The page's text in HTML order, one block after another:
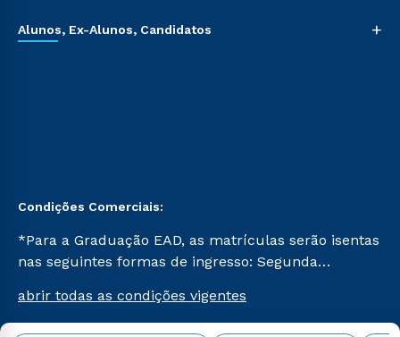
Alunos, Ex-Alunos, Candidatos +
Condições Comerciais:
*Para a Graduação EAD, as matrículas serão isentas
nas seguintes formas de ingresso: Segunda
Já para as demais, a taxa de matrícula será de R$
49. *Para a Pós-graduação EAD, as ofertas
abrir todas as condições vigentes